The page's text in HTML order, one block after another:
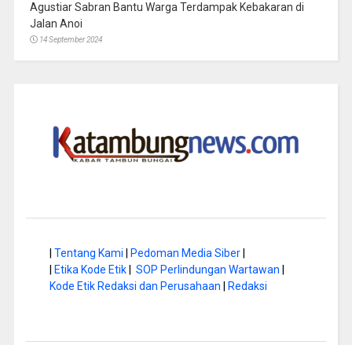
Agustiar Sabran Bantu Warga Terdampak Kebakaran di
Jalan Anoi
14 September 2024
Tentang Kami Pedoman Media Siber|
Etika Kode Etik| SOP Perlindungan Wartawan
Kode Etik Redaksi dan Perusahaan
Redaksi